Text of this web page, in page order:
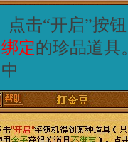
点击“开启”按
绑定的珍品道具
中